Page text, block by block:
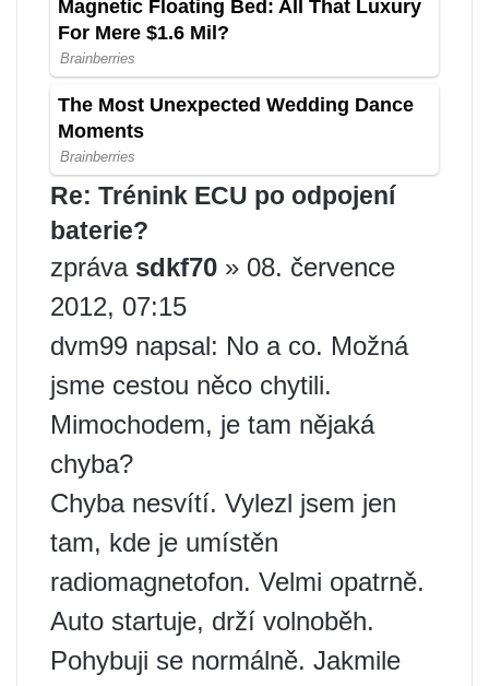
Re: Trénink ECU po odpojení
baterie?
zpráva sdkf70 » 08. července
2012, 07:15
dvm99 napsal: No a co. Možná
jsme cestou něco chytili.
Mimochodem, je tam nějaká
chyba?
Chyba nesvítí. Vylezl jsem jen
tam, kde je umístěn
radiomagnetofon. Velmi opatrně.
Auto startuje, drží volnoběh.
Pohybuji se normálně. Jakmile